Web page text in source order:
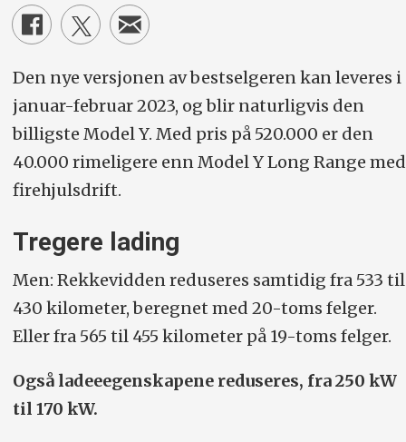
Den nye versjonen av bestselgeren kan leveres i
januar-februar 2023, og blir naturligvis den
billigste Model Y. Med pris på 520.000 er den
40.000 rimeligere enn Model Y Long Range med
firehjulsdrift.
Tregere lading
Men: Rekkevidden reduseres samtidig fra 533 til
430 kilometer, beregnet med 20-toms felger.
Eller fra 565 til 455 kilometer på 19-toms felger.
Også ladeeegenskapene reduseres, fra 250 kW
til 170 kW.